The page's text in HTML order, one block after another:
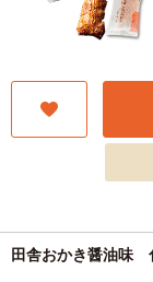
田舎おかき醤油味